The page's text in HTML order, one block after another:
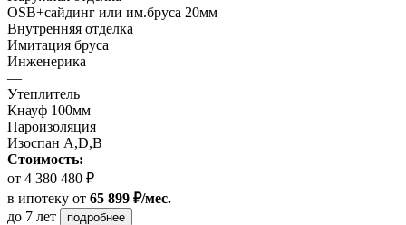
OSB+сайдинг или им.бруса 20мм
Внутренняя отделка
Имитация бруса
Инженерика
—
Утеплитель
Кнауф 100мм
Пароизоляция
Изоспан А,D,B
Стоимость:
от 4 380 480 ₽
в ипотеку от 65 899 ₽/мес.
до 7 лет
подробнее